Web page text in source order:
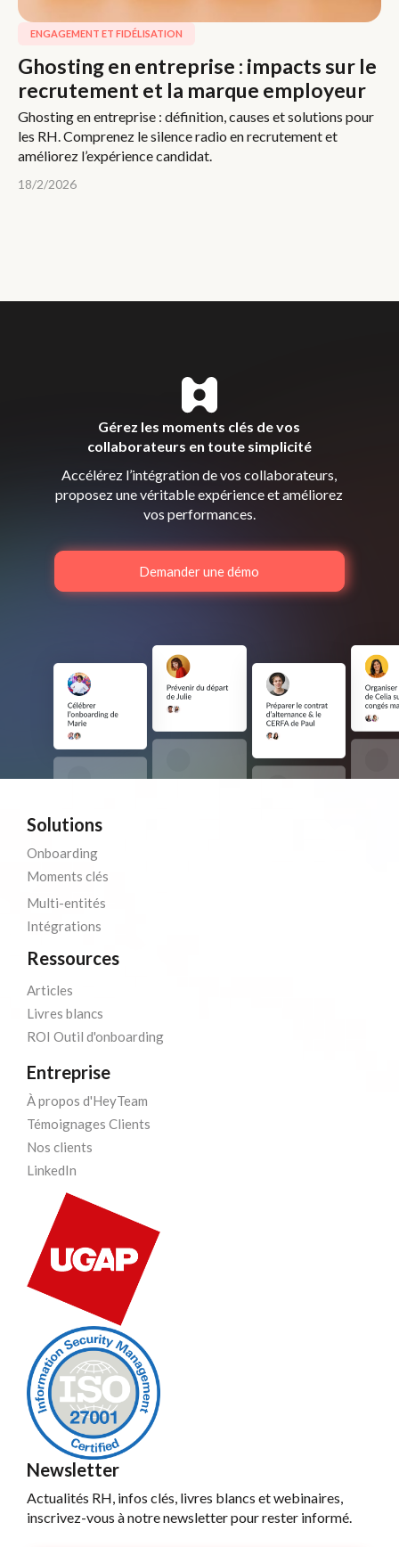
ENGAGEMENT ET FIDÉLISATION
Ghosting en entreprise : impacts sur le
recrutement et la marque employeur
Ghosting en entreprise : définition, causes et solutions pour
les RH. Comprenez le silence radio en recrutement et
améliorez l’expérience candidat.
18/2/2026
Gérez les moments clés de vos
collaborateurs en toute simplicité
Accélérez l’intégration de vos collaborateurs,
proposez une véritable expérience et améliorez
vos performances.
Demander une démo
Solutions
Onboarding
Moments clés
Multi-entités
Intégrations
Ressources
Articles
Livres blancs
ROI Outil d'onboarding
Entreprise
À propos d'HeyTeam
Témoignages Clients
Nos clients
LinkedIn
Newsletter
Actualités RH, infos clés, livres blancs et webinaires,
inscrivez-vous à notre newsletter pour rester informé.